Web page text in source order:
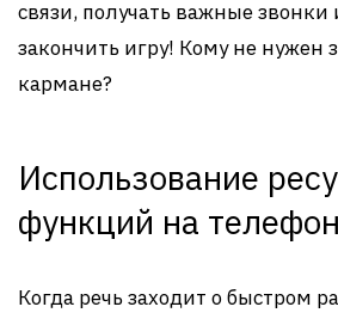
связи, получать важные звонки
закончить игру! Кому не нужен
кармане?
Использование
функций на
Когда речь заходит о быстром